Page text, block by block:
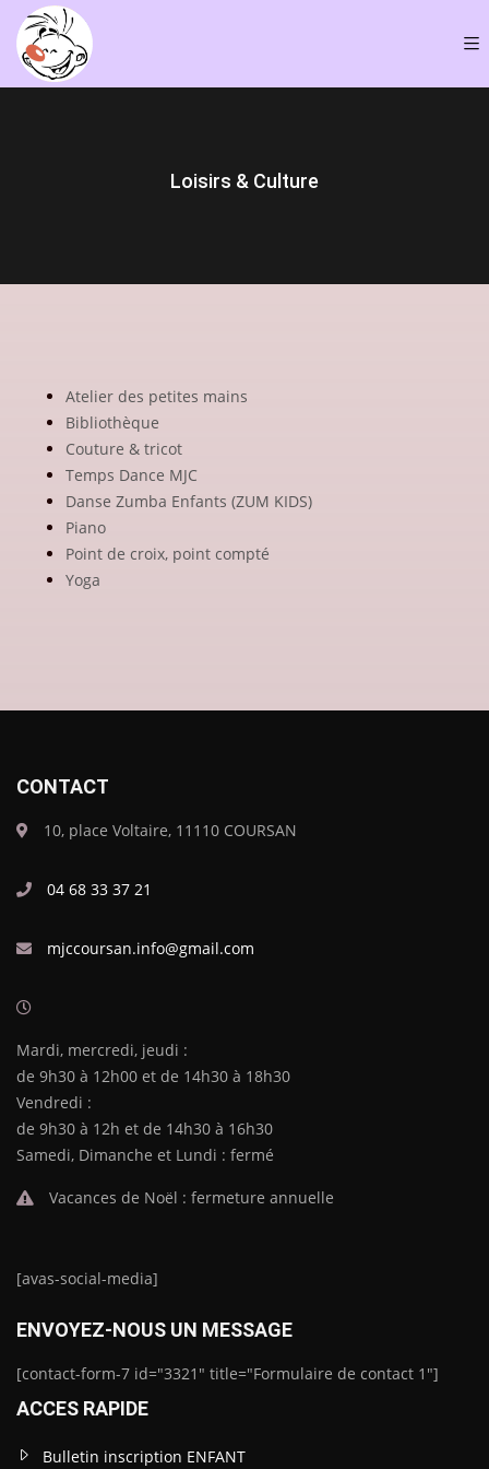
Loisirs & Culture
Atelier des petites mains
Bibliothèque
Couture & tricot
Temps Dance MJC
Danse Zumba Enfants (ZUM KIDS)
Piano
Point de croix, point compté
Yoga
CONTACT
10, place Voltaire, 11110 COURSAN
04 68 33 37 21
mjccoursan.info@gmail.com
Mardi, mercredi, jeudi :
de 9h30 à 12h00 et de 14h30 à 18h30
Vendredi :
de 9h30 à 12h et de 14h30 à 16h30
Samedi, Dimanche et Lundi : fermé
Vacances de Noël : fermeture annuelle
[avas-social-media]
ENVOYEZ-NOUS UN MESSAGE
[contact-form-7 id="3321" title="Formulaire de contact 1"]
ACCES RAPIDE
Bulletin inscription ENFANT